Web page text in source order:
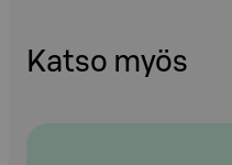
Katso myös